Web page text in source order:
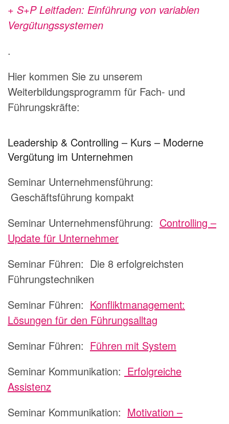
+ S+P Leitfaden: Einführung von variablen
Vergütungssystemen
.
Hier kommen Sie zu unserem
Weiterbildungsprogramm für Fach- und
Führungskräfte:
Leadership & Controlling – Kurs – Moderne
Vergütung im Unternehmen
Seminar Unternehmensführung:
Geschäftsführung kompakt
Seminar Unternehmensführung: Controlling –
Update für Unternehmer
Seminar Führen: Die 8 erfolgreichsten
Führungstechniken
Seminar Führen: Konfliktmanagement:
Lösungen für den Führungsalltag
Seminar Führen: Führen mit System
Seminar Kommunikation: Erfolgreiche
Assistenz
Seminar Kommunikation: Motivation –